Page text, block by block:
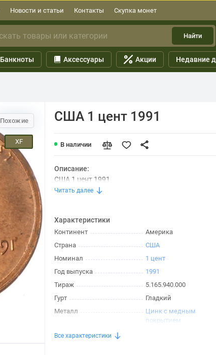
Новости и статьи Контакты Скупка монет
Найти
Банкноты Аксессуары Акции Недавние
Похожие
XF
США 1 цент 1991
В наличии
Описание:
США 1 цент 1991
Читать далее
Характеристики
Континент
Америка
Страна
США
Номинал
1 цент
Год выпуска
1991
Тираж
5.165.940.000
Гурт
Гладкий
Металл
Цинк с медным
покрытием
Все характеристики